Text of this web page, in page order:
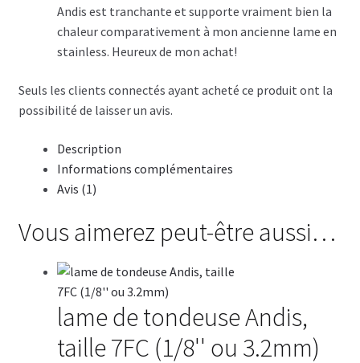
Andis est tranchante et supporte vraiment bien la
chaleur comparativement à mon ancienne lame en
stainless. Heureux de mon achat!
Seuls les clients connectés ayant acheté ce produit ont la
possibilité de laisser un avis.
Description
Informations complémentaires
Avis (1)
Vous aimerez peut-être aussi…
lame de tondeuse Andis,
taille 7FC (1/8'' ou 3.2mm)